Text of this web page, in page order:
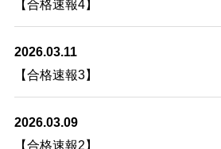
【合格速報4】
2026.03.11
【合格速報3】
2026.03.09
【合格速報2】